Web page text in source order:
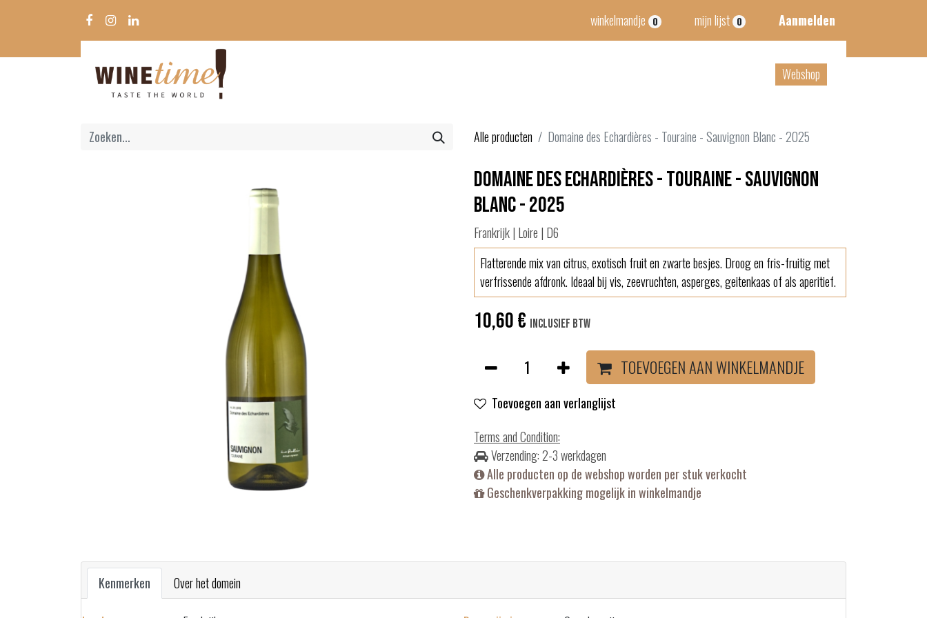
winkelmandje 0 mijn lijst 0 Aanmelden
Webshop
Alle producten Domaine des Echardières - Touraine - Sauvignon Blanc - 2025
Domaine des Echardières - Touraine - Sauvignon
Blanc - 2025
Frankrijk | Loire | D6
Flatterende mix van citrus, exotisch fruit en zwarte besjes. Droog en fris-fruitig met
verfrissende afdronk. Ideaal bij vis, zeevruchten, asperges, geitenkaas of als aperitief.
10,60€ Inclusief btw
TOEVOEGEN AAN WINKELMANDJE
Toevoegen aan verlanglijst
Terms and Condition:
Verzending: 2-3 werkdagen
Alle producten op de webshop worden per stuk verkocht
Geschenkverpakking mogelijk in winkelmandje
Kenmerken Over het domein